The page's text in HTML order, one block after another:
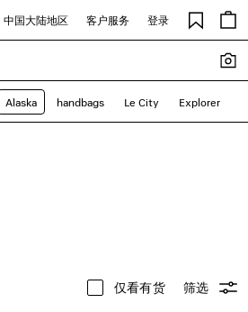
中国大陆地区 客户服务 登录
Alaska handbags Le City Explorer
仅看有货 筛选